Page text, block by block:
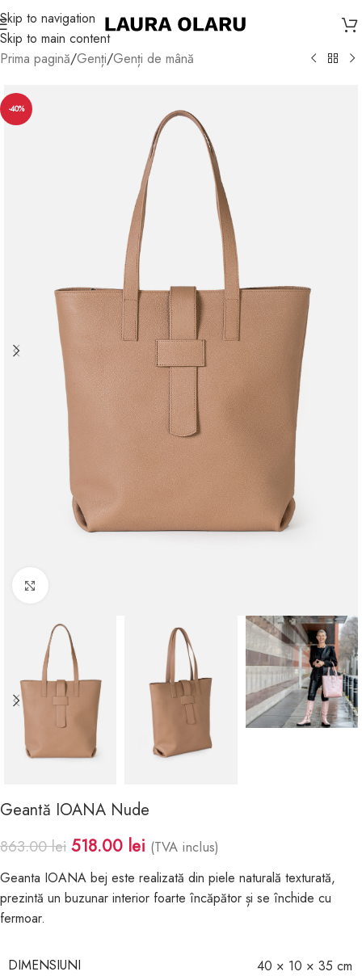
Skip to navigation
Skip to main content
Prima pagină/Genți/Genți de mână
-40%
Geantă IOANA Nude
863.00lei 518.00 lei (TVA inclus)
Geanta IOANA bej este realizată din piele naturală texturată,
prezintă un buzunar interior foarte încăpător și se închide cu
fermoar.
DIMENSIUNI 40 × 10 × 35 cm